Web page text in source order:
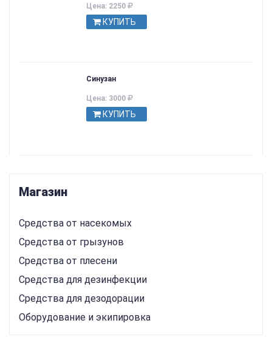
Цена: 2250
КУПИТЬ
Синузан
Цена: 3000
КУПИТЬ
Магазин
Средства от насекомых
Средства от грызунов
Средства от плесени
Средства для дезинфекции
Средства для дезодорации
Оборудование и экипировка